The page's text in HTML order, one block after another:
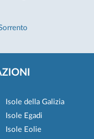
Isole della Galizia
Isole Egadi
Isole Eolie